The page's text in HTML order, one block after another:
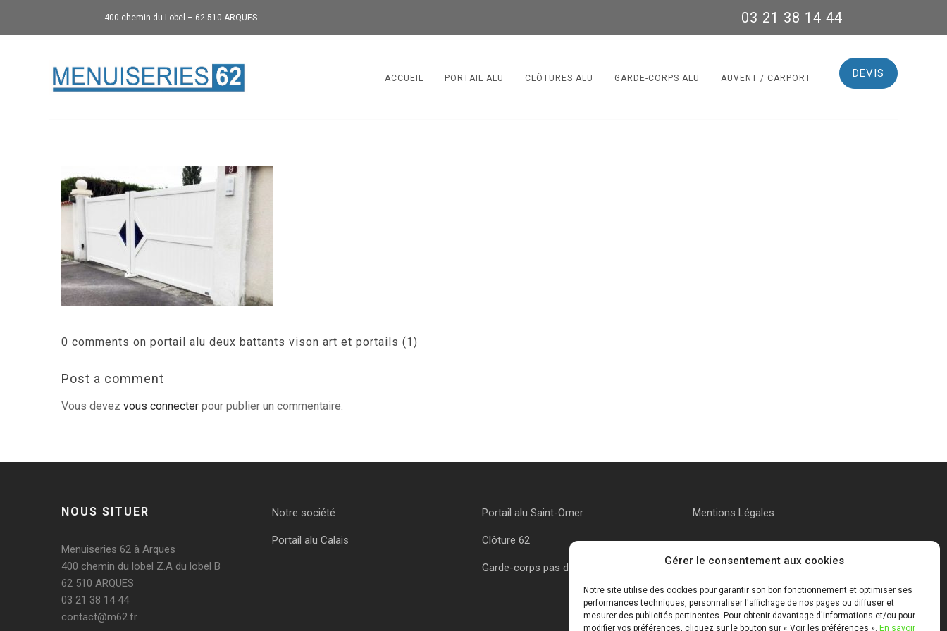
Gérer le consentement aux cookies
Notre site utilise des cookies pour garantir son bon fonctionnement et optimiser ses
performances techniques, personnaliser l'affichage de nos pages ou diffuser et
mesurer des publicités pertinentes. Pour obtenir davantage d'informations et/ou pour
modifier vos préférences, cliquez sur le bouton sur « Voir les préférences ». En savoir
400 chemin du Lobel – 62 510 ARQUES 03 21 38 14 44
DEVIS
ACCUEIL PORTAIL ALU CLÔTURES ALU GARDE-CORPS ALU AUVENT / CARPORT
0 comments on portail alu deux battants vison art et portails (1)
Post a comment
Vous devezvous connecter pour publier un commentaire.
NOUS SITUER
Menuiseries 62 à Arques
400 chemin du lobel Z.A du lobel B
62 510 ARQUES
03 21 38 14 44
contact@m62.fr
Notre société
Portail alu Calais
Portail alu Saint-Omer
Clôture 62
Garde-corps pas de calais
Mentions Légales